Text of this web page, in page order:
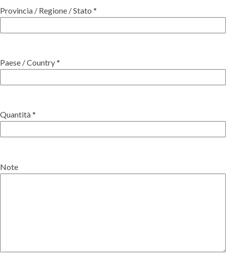
Provincia / Regione / Stato *
Paese / Country *
Quantità *
Note